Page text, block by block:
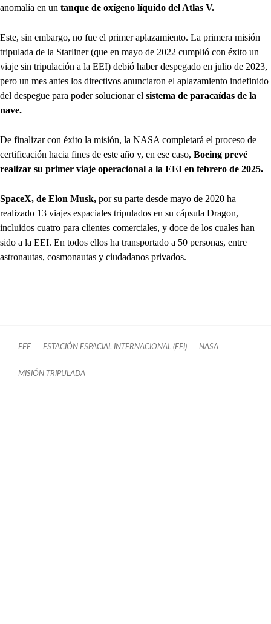
anomalía en un tanque de oxígeno líquido del Atlas V.
Este, sin embargo, no fue el primer aplazamiento. La primera misión
tripulada de la Starliner (que en mayo de 2022 cumplió con éxito un
viaje sin tripulación a la EEI) debió haber despegado en julio de 2023,
pero un mes antes los directivos anunciaron el aplazamiento indefinido
del despegue para poder solucionar el sistema de paracaídas de la
nave.
De finalizar con éxito la misión, la NASA completará el proceso de
certificación hacia fines de este año y, en ese caso, Boeing prevé
realizar su primer viaje operacional a la EEI en febrero de 2025.
SpaceX, de Elon Musk, por su parte desde mayo de 2020 ha
realizado 13 viajes espaciales tripulados en su cápsula Dragon,
incluidos cuatro para clientes comerciales, y doce de los cuales han
sido a la EEI. En todos ellos ha transportado a 50 personas, entre
astronautas, cosmonautas y ciudadanos privados.
EFE ESTACIÓN ESPACIAL INTERNACIONAL (EEI) NASA
MISIÓN TRIPULADA